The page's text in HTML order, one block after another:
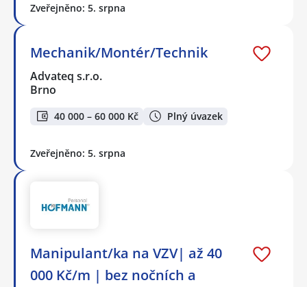
Zveřejněno: 5. srpna
Mechanik/Montér/Technik
Advateq s.r.o.
Brno
40 000 – 60 000 Kč Plný úvazek
Zveřejněno: 5. srpna
Manipulant/ka na VZV| až 40
000 Kč/m | bez nočních a